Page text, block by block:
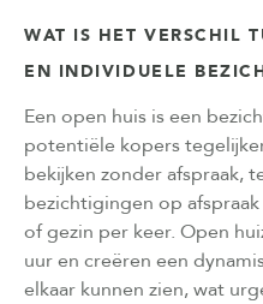
WAT IS HET VERSCHIL
EN INDIVIDUELE
Een open huis is een
potentiële kopers
bekijken zonder afspraak,
bezichtigingen op
of gezin per keer. Open
uur en creëren een
elkaar kunnen zien, wat